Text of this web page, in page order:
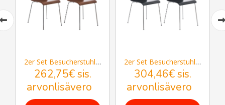
2er Set Besucherstuhl Pepe
262,75€sis.
arvonlisävero
2er Set Besucherstuhl Pepe
304,46€sis.
arvonlisävero